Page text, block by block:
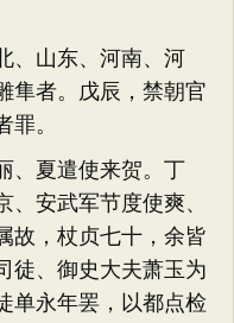
山东、河南、河
隼者。戊辰，禁朝官
。
夏遣使来贺。丁
安武军节度使爽、
故，杖贞七十，余皆
徒、御史大夫萧玉为
单永年罢，以都点检